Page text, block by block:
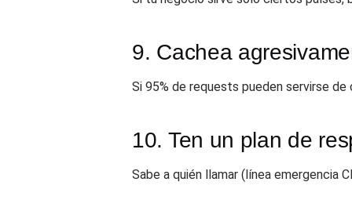
9. Cachea
Si 95% de requests pueden servirse de
10. Ten un plan de
Sabe a quién llamar (línea emergencia